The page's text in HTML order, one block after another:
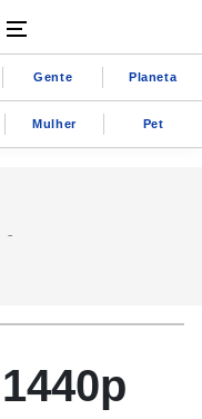
Gente Planeta
Mulher Pet